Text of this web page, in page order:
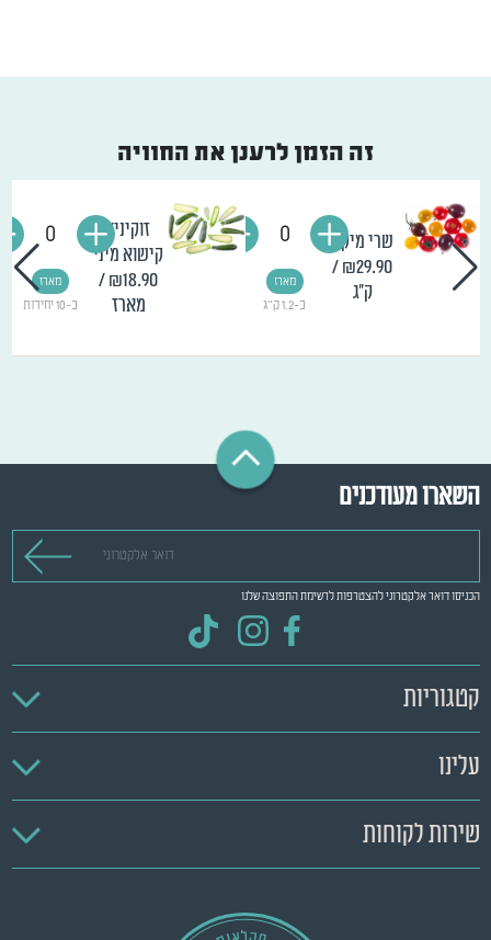
זה הזמן לרענן את החוויה
שרי מיקס
₪29.90
/
ק"ג
כ-1.2 ק"ג
מארז
0
זוקיני/
קישוא מיני
₪18.90
/
מארז
כ-10 יחידות
מארז
0
השארו מעודכנים
הכניסו דואר אלקטרוני להצטרפות לרשימת התפוצה שלנו
קטגוריות
עלינו
שירות לקוחות